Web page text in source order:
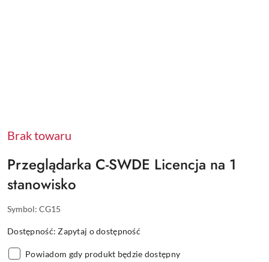
Brak towaru
Przeglądarka C-SWDE Licencja na 1
stanowisko
Symbol: CG15
Dostępność:Zapytaj o dostępność
Powiadom gdy produkt będzie dostępny